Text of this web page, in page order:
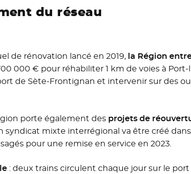
du réseau
de rénovation lancé en 2019,la Région
000 € pour réhabiliter 1 km de voies à
de Sète-Frontignan et intervenir sur des
porte également des projets de
syndicat mixte interrégional va être créé
pour une remise en service en 2023.
: deux trains circulent chaque jour sur le